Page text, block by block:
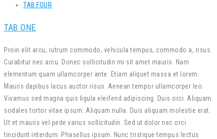
TAB FOUR
TAB ONE
Proin elit arcu, rutrum commodo, vehicula tempus, commodo a, risus.
Curabitur nec arcu. Donec sollicitudin mi sit amet mauris. Nam
elementum quam ullamcorper ante. Etiam aliquet massa et lorem.
Mauris dapibus lacus auctor risus. Aenean tempor ullamcorper leo.
Vivamus sed magna quis ligula eleifend adipiscing. Duis orci. Aliquam
sodales tortor vitae ipsum. Aliquam nulla. Duis aliquam molestie erat.
Ut et mauris vel pede varius sollicitudin. Sed ut dolor nec orci
tincidunt interdum. Phasellus ipsum. Nunc tristique tempus lectus